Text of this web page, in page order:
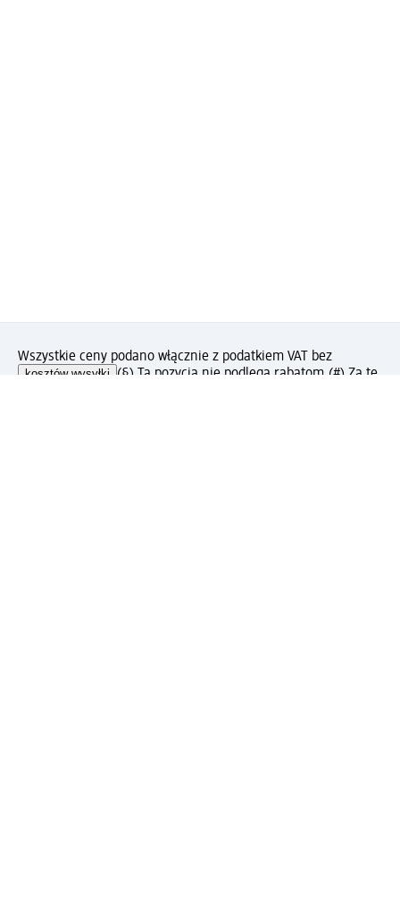
Wszystkie ceny podano włącznie z podatkiem VAT bez
kosztów wysyłki (§) Ta pozycja nie podlega rabatom. (#) Za tę